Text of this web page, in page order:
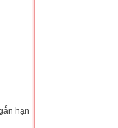
hạn